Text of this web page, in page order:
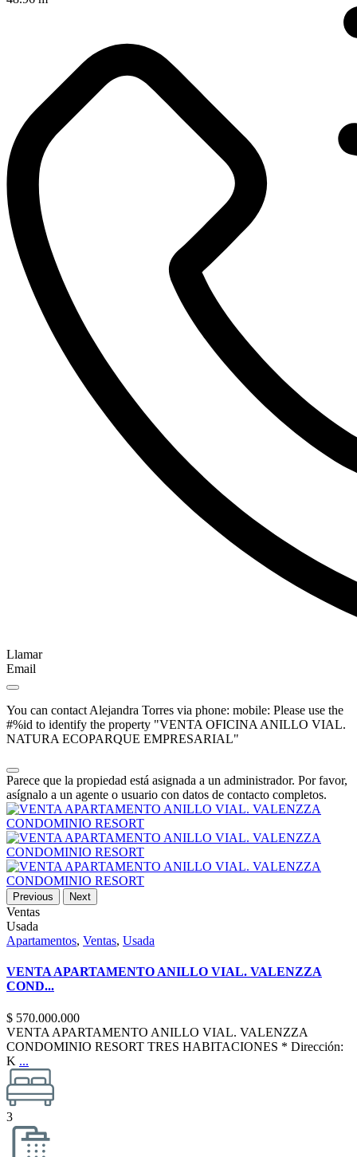
Llamar
Email
You can contact Alejandra Torres via phone: mobile: Please use the
#%id to identify the property "VENTA OFICINA ANILLO VIAL.
NATURA ECOPARQUE EMPRESARIAL"
Parece que la propiedad está asignada a un administrador. Por favor,
asígnalo a un agente o usuario con datos de contacto completos.
Previous Next
Ventas
Usada
Apartamentos, Ventas, Usada
VENTA APARTAMENTO ANILLO VIAL. VALENZZA
COND...
$ 570.000.000
VENTA APARTAMENTO ANILLO VIAL. VALENZZA
CONDOMINIO RESORT TRES HABITACIONES * Dirección:
K ...
3